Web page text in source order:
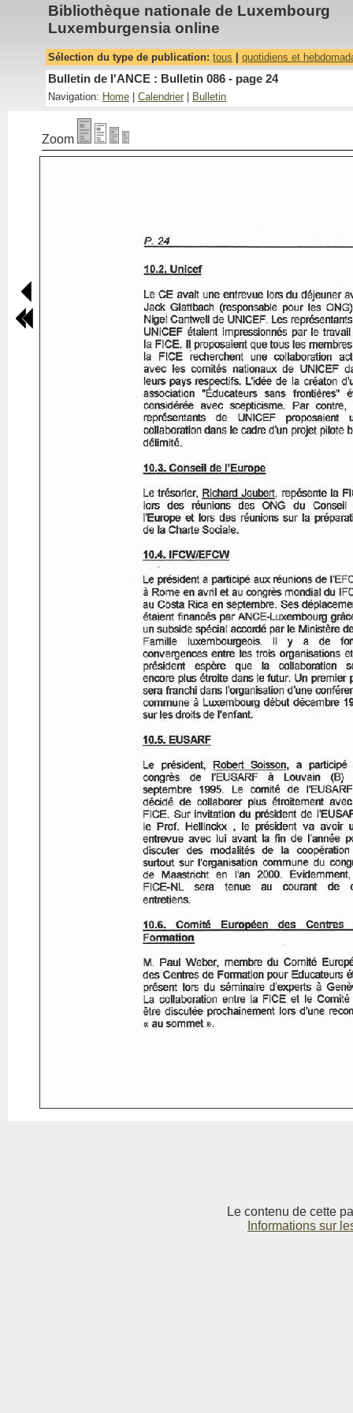
Bibliothèque nationale de Luxembourg
Luxemburgensia online
Sélection du type de publication: tous quotidiens et
Bulletin de l'ANCE : Bulletin 086 - page 24
Navigation: Home Calendrier Bulletin
Zoom
Le contenu de cette
Informations sur